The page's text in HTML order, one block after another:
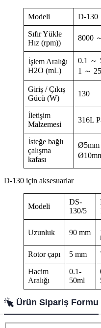
Modeli D-130
Sıfır Yükle
Hız (rpm))
8000
İşlem Aralığı
H2O (mL)
0.1 ～
1 ～
Giriş / Çıkış
Gücü (W)
130
İletişim
Malzemesi
316L
İsteğe bağlı
çalışma
kafası
Ø5mm
D-130 için aksesuarlar
Modeli
DS-
130/5
Uzunluk 90 mm
Rotor çapı 5 mm
Hacim
Aralığı
0.1-
50ml
Ürün Sipariş Formu